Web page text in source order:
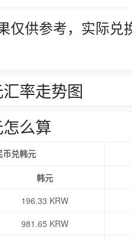
仅供参考，实际
率走势图
么算
币兑韩元
韩元
196.33 KRW
981.65 KRW